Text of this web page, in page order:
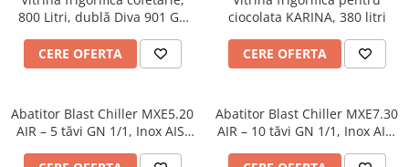
800 Litri, dublă Diva 901 GS
CERE OFERTA
ciocolata KARINA, 380 litri
CERE OFERTA
Abatitor Blast Chiller MXE5.20
AIR – 5 tăvi GN 1/1, Inox AISI
Abatitor Blast Chiller MXE7.30
AIR – 10 tăvi GN 1/1, Inox AISI